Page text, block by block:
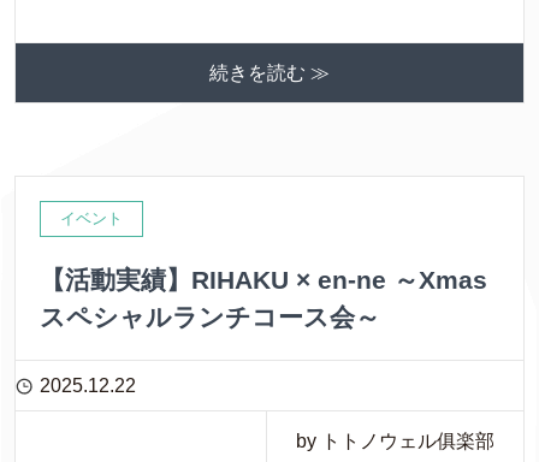
続きを読む ≫
イベント
【活動実績】RIHAKU × en-ne ～Xmas
スペシャルランチコース会～
2025.12.22
by トトノウェル俱楽部